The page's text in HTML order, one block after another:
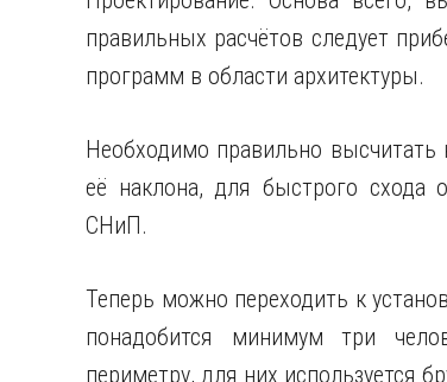
правильных расчётов следует
программ в области архитектуры.
Необходимо правильно высчитать
её наклона, для быстрого схода
СНиП.
Теперь можно переходить к
понадобится минимум три
периметру, для них используется